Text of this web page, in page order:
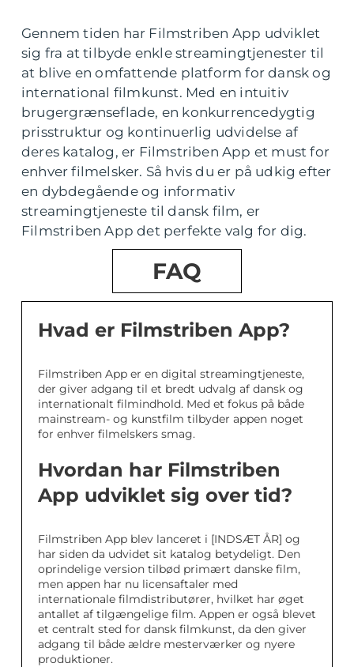
Gennem tiden har Filmstriben App udviklet
sig fra at tilbyde enkle streamingtjenester til
at blive en omfattende platform for dansk og
international filmkunst. Med en intuitiv
brugergrænseflade, en konkurrencedygtig
prisstruktur og kontinuerlig udvidelse af
deres katalog, er Filmstriben App et must for
enhver filmelsker. Så hvis du er på udkig efter
en dybdegående og informativ
streamingtjeneste til dansk film, er
Filmstriben App det perfekte valg for dig.
FAQ
Hvad er Filmstriben App?
Filmstriben App er en digital streamingtjeneste,
der giver adgang til et bredt udvalg af dansk og
internationalt filmindhold. Med et fokus på både
mainstream- og kunstfilm tilbyder appen noget
for enhver filmelskers smag.
Hvordan har Filmstriben
App udviklet sig over tid?
Filmstriben App blev lanceret i [INDSÆT ÅR] og
har siden da udvidet sit katalog betydeligt. Den
oprindelige version tilbød primært danske film,
men appen har nu licensaftaler med
internationale filmdistributører, hvilket har øget
antallet af tilgængelige film. Appen er også blevet
et centralt sted for dansk filmkunst, da den giver
adgang til både ældre mesterværker og nyere
produktioner.